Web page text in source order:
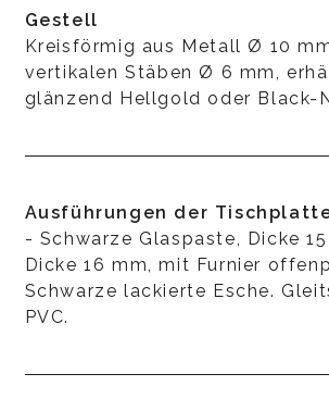
Gestell
Kreisförmig aus Metall Ø 10
vertikalen Stäben Ø 6 mm,
glänzend Hellgold oder Black-
Ausführungen der
- Schwarze Glaspaste, Dicke 15
Dicke 16 mm, mit Furnier
Schwarze lackierte Esche.
PVC.